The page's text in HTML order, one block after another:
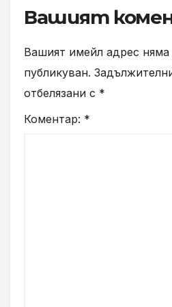
Вашият
Вашият имейл адрес няма
публикуван.
отбелязани с *
Коментар: *